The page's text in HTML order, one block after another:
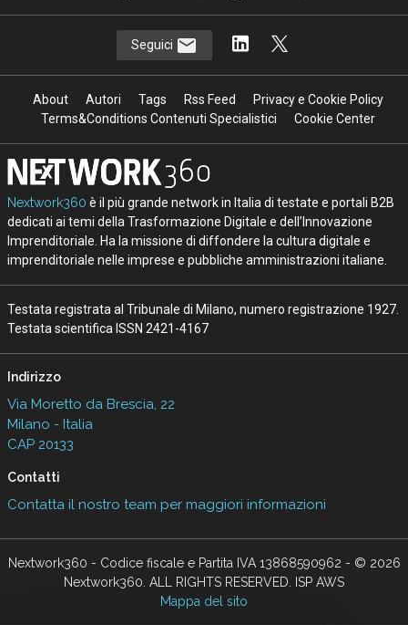
Seguici
About Autori Tags Rss Feed
Privacy e Cookie Policy
Terms&Conditions Contenuti Specialistici
Cookie Center
Nextwork360 è il più grande network in Italia di testate e portali B2B
dedicati ai temi della Trasformazione Digitale e dell’Innovazione
Imprenditoriale. Ha la missione di diffondere la cultura digitale e
imprenditoriale nelle imprese e pubbliche amministrazioni italiane.
Testata registrata al Tribunale di Milano, numero registrazione 1927.
Testata scientifica ISSN 2421-4167
Indirizzo
Via Moretto da Brescia, 22
Milano - Italia
CAP 20133
Contatti
Contatta il nostro team per maggiori informazioni
Nextwork360 - Codice fiscale e Partita IVA 13868590962 - © 2026
Nextwork360. ALL RIGHTS RESERVED. ISP AWS
Mappa del sito